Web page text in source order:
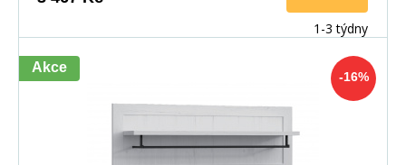
1-3 týdny
-16%
Akce